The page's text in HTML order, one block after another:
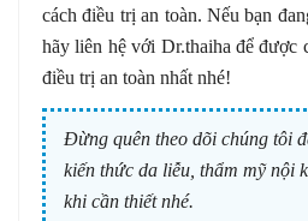
cách điều trị an toàn. Nếu bạn
hãy liên hệ với Dr.thaiha để được
điều trị an toàn nhất nhé!
Đừng quên theo dõi chúng tôi
kiến thức da liễu, thẩm mỹ nội
khi cần thiết nhé.